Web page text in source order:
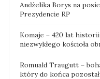
Andżelika Borys na
Prezydencie RP
Komaje – 420 lat
niezwykłego kościoła
Romuald Traugutt –
który do końca